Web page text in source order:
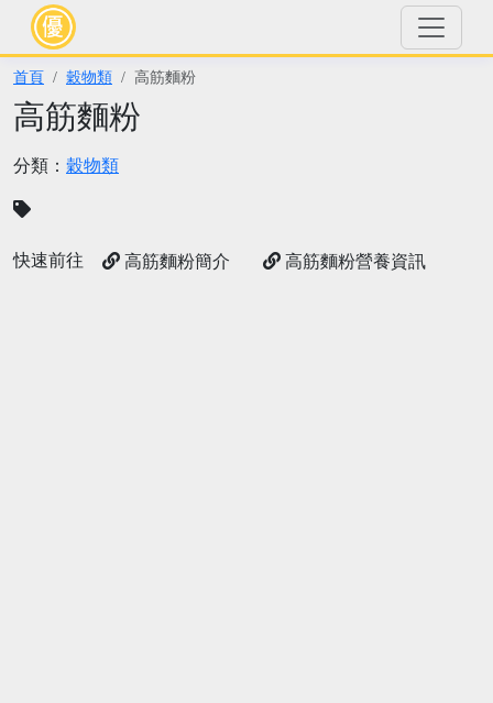
首頁 穀物類 高筋麵粉
高筋麵粉
分類： 穀物類
快速前往 高筋麵粉簡介 高筋麵粉營養資訊